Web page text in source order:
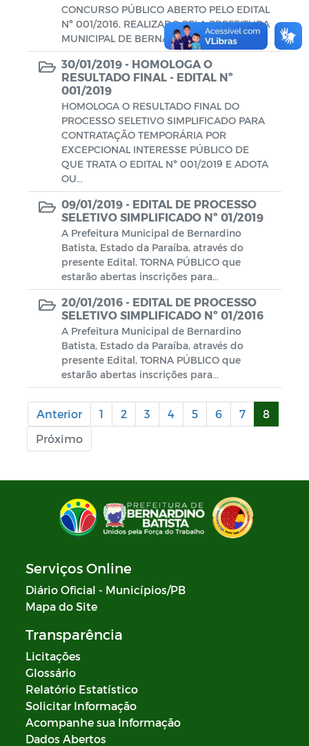
CONCURSO PÚBLICO ABERTO PELO EDITAL
Nº 001/2016, REALIZADO PELA PREFEITURA
MUNICIPAL DE BERNARDINO BATISTA.
30/01/2019 - HOMOLOGA O
RESULTADO FINAL - EDITAL Nº
001/2019
HOMOLOGA O RESULTADO FINAL DO
PROCESSO SELETIVO SIMPLIFICADO PARA
CONTRATAÇÃO TEMPORÁRIA POR
EXCEPCIONAL INTERESSE PÚBLICO DE
QUE TRATA O EDITAL Nº 001/2019 E ADOTA
OU...
09/01/2019 - EDITAL DE PROCESSO
SELETIVO SIMPLIFICADO Nº 01/2019
A Prefeitura Municipal de Bernardino
Batista, Estado da Paraíba, através do
presente Edital, TORNA PÚBLICO que
estarão abertas inscrições para...
20/01/2016 - EDITAL DE PROCESSO
SELETIVO SIMPLIFICADO Nº 01/2016
A Prefeitura Municipal de Bernardino
Batista, Estado da Paraíba, através do
presente Edital, TORNA PÚBLICO que
estarão abertas inscrições para...
Anterior 1 2 3 4 5 6 7
8
Próximo
Serviços Online
Diário Oficial - Municípios/PB
Mapa do Site
Transparência
Licitações
Glossário
Relatório Estatístico
Solicitar Informação
Acompanhe sua Informação
Dados Abertos